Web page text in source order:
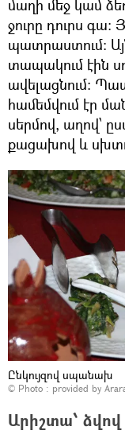
մաղի մեջ կամ
ջուրը դուրս գա։
պատրաստում։
տապակում էին
ավելացնում։
համեմվում էր
սերմով, աղով՝
քացախով և
Ընկույզով սպանախ
© Photo : provided by
Արիշտա՝ ձվով